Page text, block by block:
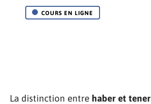
COURS EN LIGNE
La distinction entre haber et tener